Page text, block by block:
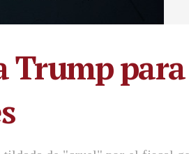
Trump para